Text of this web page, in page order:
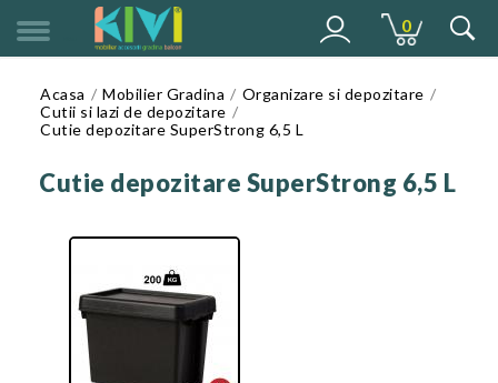
0
Acasa Mobilier Gradina
Organizare si depozitare
Cutii si lazi de depozitare
Cutie depozitare SuperStrong 6,5 L
Cutie depozitare SuperStrong 6,5 L